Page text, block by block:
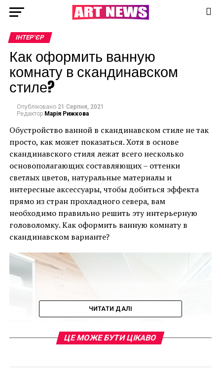
ІНТЕР'ЄР
Как оформить ванную
комнату в скандинавском
стиле?
Опубліковано 21 Серпня, 2021
Редактор Марія Рижкова
Обустройство ванной в скандинавском стиле не так
просто, как может показаться. Хотя в основе
скандинавского стиля лежат всего несколько
основополагающих составляющих – оттенки
светлых цветов, натуральные материалы и
интересные аксессуары, чтобы добиться эффекта
прямо из стран прохладного севера, вам
необходимо правильно решить эту интерьерную
головоломку. Как оформить ванную комнату в
скандинавском варианте?
ЧИТАТИ ДАЛІ
ЦЕ МОЖЕ БУТИ ЦІКАВО